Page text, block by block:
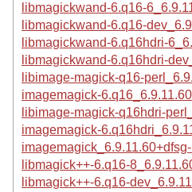
libmagickwand-6.q16-
libmagickwand-6.q16-
libmagickwand-6.q16hdri-
libmagickwand-6.q16hdri-
libimage-magick-q16-
imagemagick-
libimage-magick-q16hdri-
imagemagick-
libmagick++-6.q16-
libmagick++-6.q16-